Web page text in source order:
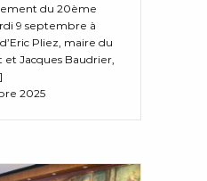
du 20ème
9 septembre à
Pliez, maire du
Jacques Baudrier,
2025